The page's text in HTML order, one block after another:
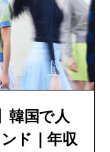
韓国で人
ド｜年収